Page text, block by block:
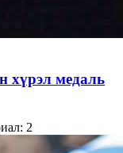
хүрэл медаль
2